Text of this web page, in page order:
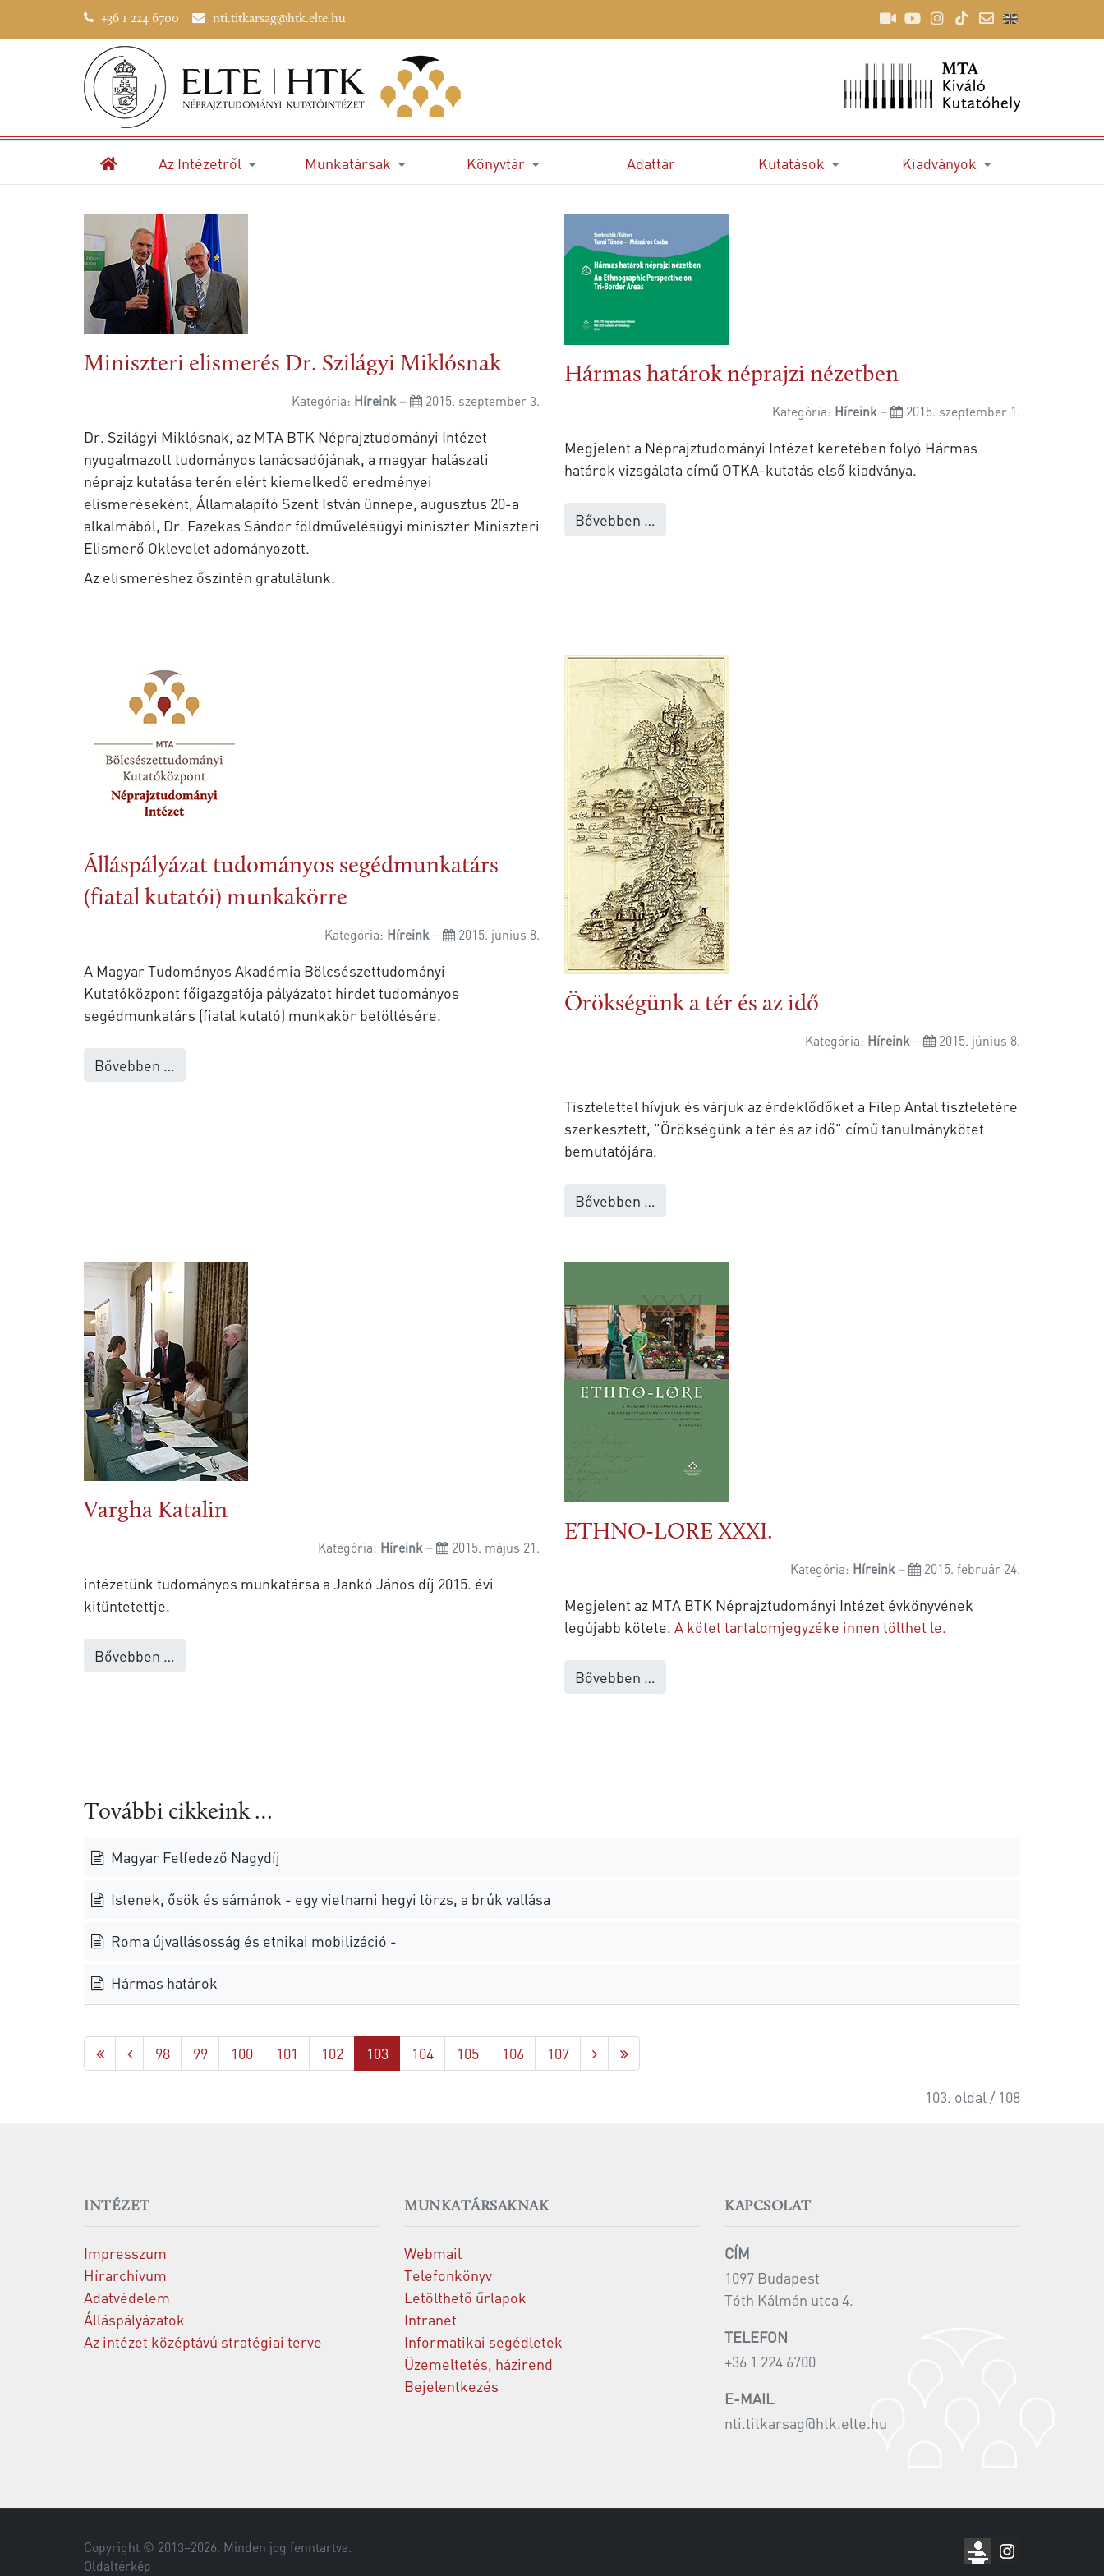
+36 1 224 6700 nti.titkarsag@htk.elte.hu
Kezdőlap
Az Intézetről Munkatársak Könyvtár Adattár Kutatások Kiadványok
Miniszteri elismerés Dr. Szilágyi Miklósnak
Kategória: Híreink 2015. szeptember 3.
Dr. Szilágyi Miklósnak, az MTA BTK Néprajztudományi Intézet
nyugalmazott tudományos tanácsadójának, a magyar halászati
néprajz kutatása terén elért kiemelkedő eredményei
elismeréseként, Államalapító Szent István ünnepe, augusztus 20-a
alkalmából, Dr. Fazekas Sándor földművelésügyi miniszter Miniszteri
Elismerő Oklevelet adományozott.
Az elismeréshez őszintén gratulálunk.
Hármas határok néprajzi nézetben
Kategória: Híreink 2015. szeptember 1.
Megjelent a Néprajztudományi Intézet keretében folyó Hármas
határok vizsgálata című OTKA-kutatás első kiadványa.
Bővebben …
Álláspályázat tudományos segédmunkatárs
(fiatal kutatói) munkakörre
Kategória: Híreink 2015. június 8.
A Magyar Tudományos Akadémia Bölcsészettudományi
Kutatóközpont főigazgatója pályázatot hirdet tudományos
segédmunkatárs (fiatal kutató) munkakör betöltésére.
Bővebben …
Örökségünk a tér és az idő
Kategória: Híreink 2015. június 8.
Tisztelettel hívjuk és várjuk az érdeklődőket a Filep Antal tiszteletére
szerkesztett, "Örökségünk a tér és az idő" című tanulmánykötet
bemutatójára.
Bővebben …
Vargha Katalin
Kategória: Híreink 2015. május 21.
intézetünk tudományos munkatársa a Jankó János díj 2015. évi
kitüntetettje.
Bővebben …
ETHNO-LORE XXXI.
Kategória: Híreink 2015. február 24.
Megjelent az MTA BTK Néprajztudományi Intézet évkönyvének
legújabb kötete. A kötet tartalomjegyzéke innen tölthet le.
Bővebben …
További cikkeink …
Magyar Felfedező Nagydíj
Istenek, ősök és sámánok - egy vietnami hegyi törzs, a brúk vallása
Roma újvallásosság és etnikai mobilizáció -
Hármas határok
98 99 100 101 102 103 104 105 106 107
103. oldal / 108
INTÉZET
Impresszum
Hírarchívum
Adatvédelem
Álláspályázatok
Az intézet középtávú stratégiai terve
MUNKATÁRSAKNAK
Webmail
Telefonkönyv
Letölthető űrlapok
Intranet
Informatikai segédletek
Üzemeltetés, házirend
Bejelentkezés
KAPCSOLAT
CÍM
1097 Budapest
Tóth Kálmán utca 4.
TELEFON
+36 1 224 6700
E-MAIL
nti.titkarsag@htk.elte.hu
Copyright © 2013–2026. Minden jog fenntartva.
Oldaltérkép